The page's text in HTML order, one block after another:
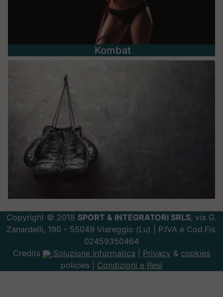
Kombat
Copyright © 2018 SPORT & INTEGRATORI SRLS, via G.
Zanardelli, 190 - 55049 Viareggio (Lu) | P.IVA e Cod.Fis.
02459350464
Credits
Soluzione Informatica Privacy & cookies
policies | Condizioni e Resi